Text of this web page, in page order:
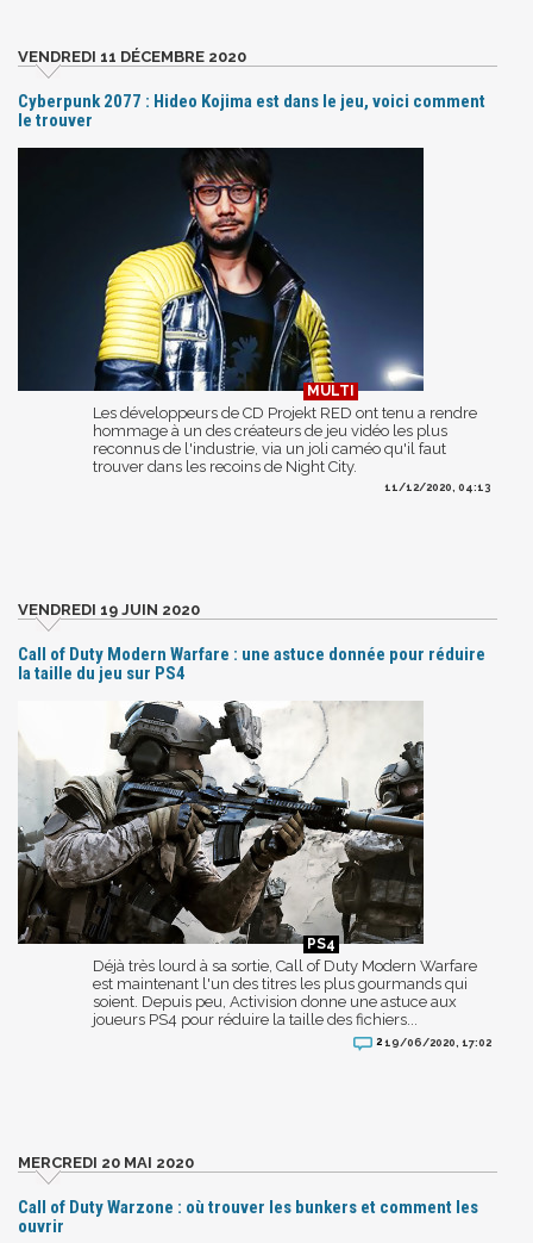
VENDREDI 11 DÉCEMBRE 2020
Cyberpunk 2077 : Hideo Kojima est dans le jeu, voici comment
le trouver
Les développeurs de CD Projekt RED ont tenu a rendre
hommage à un des créateurs de jeu vidéo les plus
reconnus de l'industrie, via un joli caméo qu'il faut
trouver dans les recoins de Night City.
11/12/2020, 04:13
VENDREDI 19 JUIN 2020
Call of Duty Modern Warfare : une astuce donnée pour réduire
la taille du jeu sur PS4
Déjà très lourd à sa sortie, Call of Duty Modern Warfare
est maintenant l'un des titres les plus gourmands qui
soient. Depuis peu, Activision donne une astuce aux
joueurs PS4 pour réduire la taille des fichiers...
2 19/06/2020, 17:02
MERCREDI 20 MAI 2020
Call of Duty Warzone : où trouver les bunkers et comment les
ouvrir